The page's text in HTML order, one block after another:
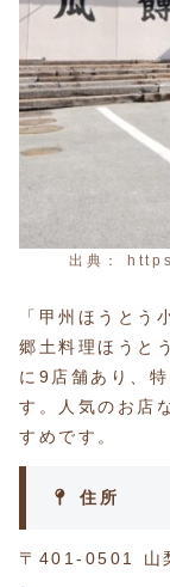
出典：
「甲州ほうとう
郷土料理ほうと
に9店舗あり、
す。人気のお店
すめです。
住所
〒401-0501 山